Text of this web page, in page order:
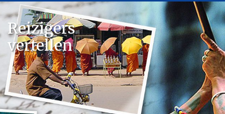
Reizigers
vertellen